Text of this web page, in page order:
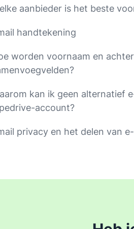
aanbieder is het beste
handtekening
worden voornaam en
kan ik geen alternatief
account?
privacy en het delen van